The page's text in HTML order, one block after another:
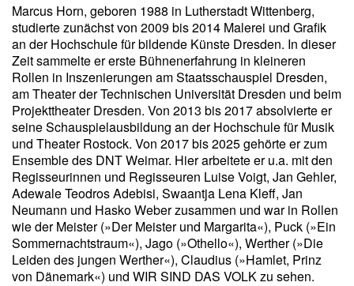
Marcus Horn, geboren 1988 in Lutherstadt Wittenberg,
studierte zunächst von 2009 bis 2014 Malerei und Grafik
an der Hochschule für bildende Künste Dresden. In dieser
Zeit sammelte er erste Bühnenerfahrung in kleineren
Rollen in Inszenierungen am Staatsschauspiel Dresden,
am Theater der Technischen Universität Dresden und beim
Projekttheater Dresden. Von 2013 bis 2017 absolvierte er
seine Schauspielaus­bildung an der Hochschule für Musik
und Theater Rostock. Von 2017 bis 2025 gehörte er zum
Ensemble des DNT Weimar. Hier arbeitete er u.a. mit den
Regisseurinnen und Regisseuren Luise Voigt, Jan Gehler,
Adewale Teodros Adebisi, Swaantja Lena Kleff, Jan
Neumann und Hasko Weber zusammen und war in Rollen
wie der Meister (»Der Meister und Margarita«), Puck (»Ein
Sommernachtstraum«), Jago (»Othello«), Werther (»Die
Leiden des jungen Werther«), Claudius (»Hamlet, Prinz
von Dänemark«) und WIR SIND DAS VOLK zu sehen.